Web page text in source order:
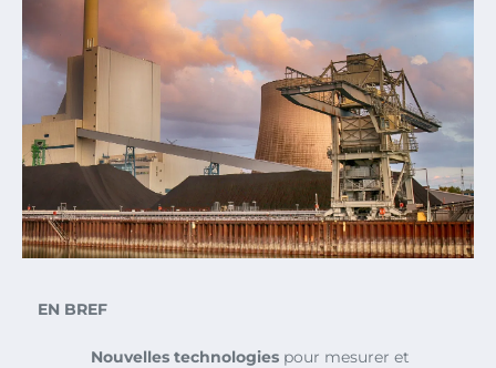
EN BREF
Nouvelles technologies pour mesurer et